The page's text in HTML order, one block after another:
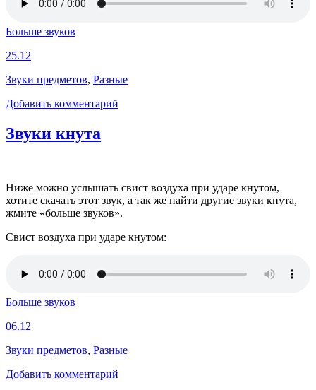
Больше звуков
25.12
Звуки предметов, Разные
Добавить комментарий
Звуки кнута
Ниже можно услышать свист воздуха при ударе кнутом,
хотите скачать этот звук, а так же найти другие звуки кнута,
жмите «больше звуков».
Свист воздуха при ударе кнутом:
Больше звуков
06.12
Звуки предметов, Разные
Добавить комментарий